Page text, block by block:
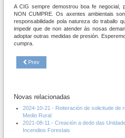
A CIG sempre demostrou boa fe negocial,
NON CUMPRE. Os axentes ambientais
responsabilidade pola natureza do traballo
impedir que de non atender ás nosas
adoptar outras medidas de presión.
cumpra.
Prev
Novas relacionadas
2024-10-21 - Reiteración de solicitude de
Medio Rural
2021-08-11 - Creación a dedo das
Incendios Forestais